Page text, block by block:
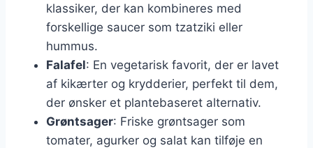
klassiker, der kan kombineres med
forskellige saucer som tzatziki eller
hummus.
Falafel: En vegetarisk favorit, der er lavet
af kikærter og krydderier, perfekt til dem,
der ønsker et plantebaseret alternativ.
Grøntsager: Friske grøntsager som
tomater, agurker og salat kan tilføje en